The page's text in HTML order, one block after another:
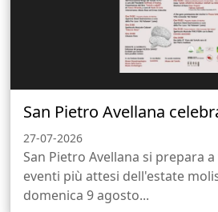
San Pietro Avellana
27-07-2026
San Pietro Avellana si prepara
eventi più attesi dell'estate
domenica 9 agosto...